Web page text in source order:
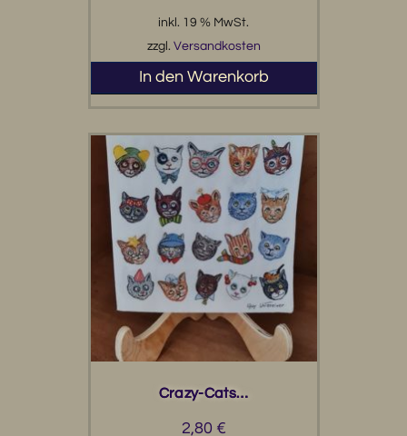
inkl. 19 % MwSt.
zzgl. Versandkosten
In den Warenkorb
Crazy-Cats…
2,80 €